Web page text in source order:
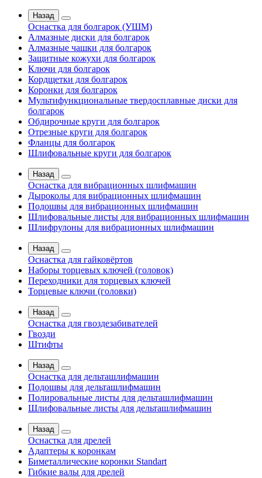
Назад
Оснастка для болгарок (УШМ)
Алмазные диски для болгарок
Алмазные чашки для болгарок
Защитные кожухи для болгарок
Ключи для болгарок
Кордщетки для болгарок
Коронки для болгарок
Мультифункциональные твердосплавные диски для
болгарок
Обдирочные круги для болгарок
Отрезные круги для болгарок
Фланцы для болгарок
Шлифовальные круги для болгарок
Назад
Оснастка для вибрационных шлифмашин
Дыроколы для вибрационных шлифмашин
Подошвы для вибрационных шлифмашин
Шлифовальные листы для вибрационных шлифмашин
Шлифрулоны для вибрационных шлифмашин
Назад
Оснастка для гайковёртов
Наборы торцевых ключей (головок)
Переходники для торцевых ключей
Торцевые ключи (головки)
Назад
Оснастка для гвоздезабивателей
Гвозди
Штифты
Назад
Оснастка для дельташлифмашин
Подошвы для дельташлифмашин
Полировальные листы для дельташлифмашин
Шлифовальные листы для дельташлифмашин
Назад
Оснастка для дрелей
Адаптеры к коронкам
Биметаллические коронки Standart
Гибкие валы для дрелей